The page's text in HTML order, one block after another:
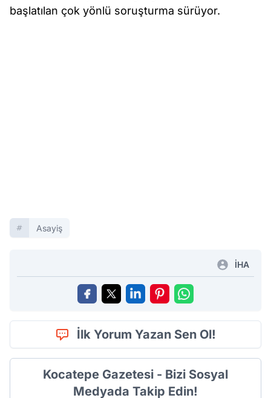
başlatılan çok yönlü soruşturma sürüyor.
Asayiş
İHA
İlk Yorum Yazan Sen Ol!
Kocatepe Gazetesi - Bizi Sosyal
Medyada Takip Edin!